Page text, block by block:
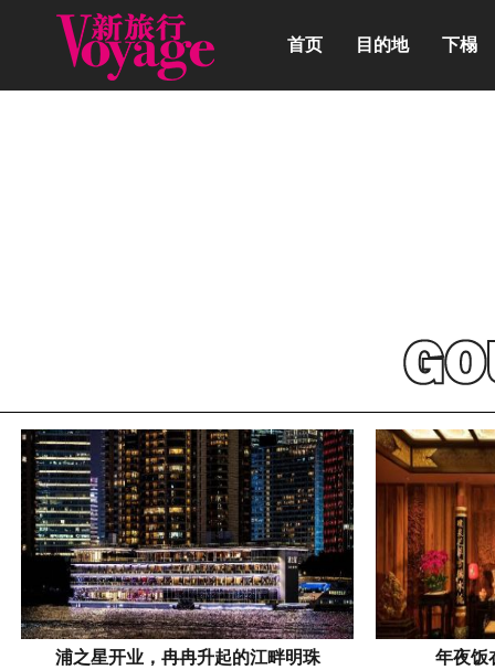
首页 目的地 下榻
浦之星开业，冉冉升起的江畔明珠 年夜饭